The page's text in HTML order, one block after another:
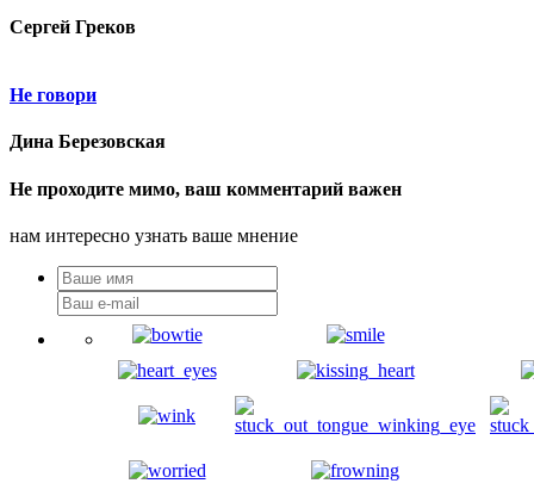
Сергей Греков
Не говори
Дина Березовская
Не проходите мимо, ваш комментарий важен
нам интересно узнать ваше мнение